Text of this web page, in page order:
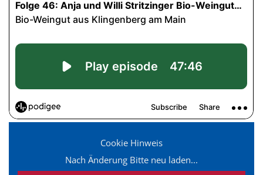
Cookie Hinweis
Nach Änderung Bitte neu laden...